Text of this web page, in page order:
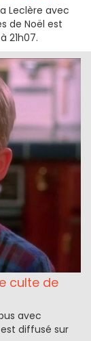
Leclère avec
de Noël est
21h07.
culte de
avec
est diffusé sur